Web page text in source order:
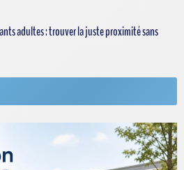
adultes : trouver la juste proximité sans